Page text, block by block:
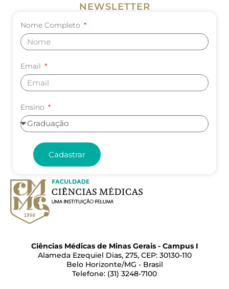
NEWSLETTER
Nome Completo
Email
Ensino
Cadastrar
Ciências Médicas de Minas Gerais - Campus I
Alameda Ezequiel Dias, 275, CEP: 30130-110
Belo Horizonte/MG - Brasil
Telefone: (31) 3248-7100